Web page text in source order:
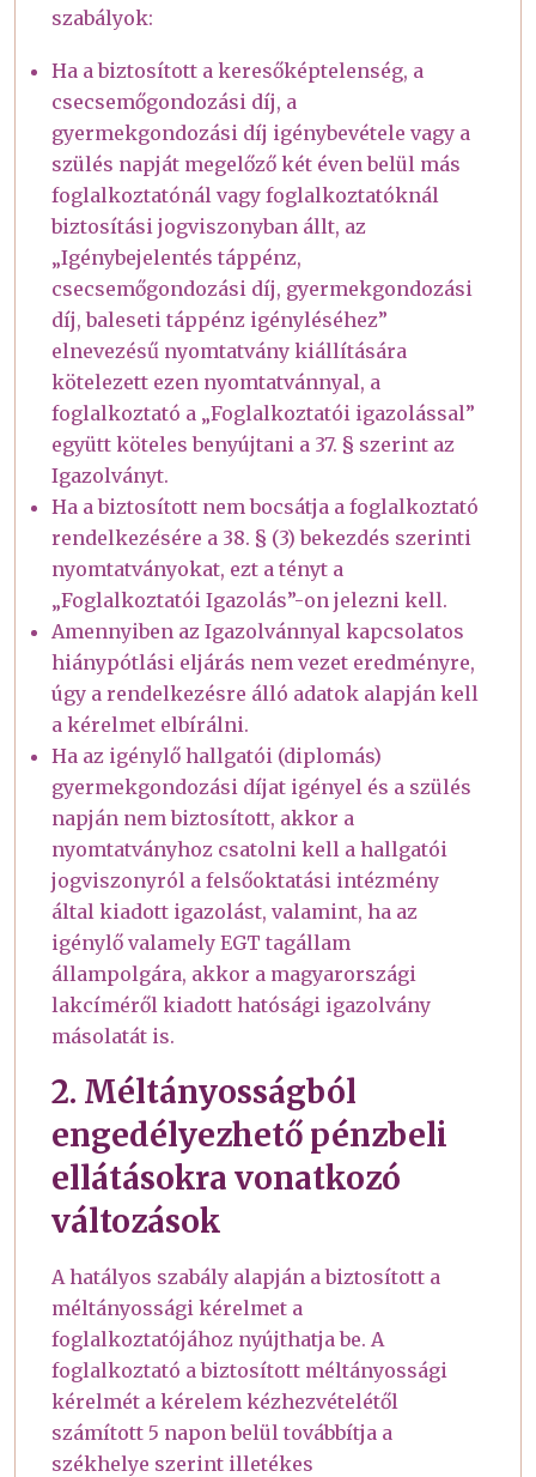
szabályok:
Ha a biztosított a keresőképtelenség, a
csecsemőgondozási díj, a
gyermekgondozási díj igénybevétele vagy a
szülés napját megelőző két éven belül más
foglalkoztatónál vagy foglalkoztatóknál
biztosítási jogviszonyban állt, az
„Igénybejelentés táppénz,
csecsemőgondozási díj, gyermekgondozási
díj, baleseti táppénz igényléséhez”
elnevezésű nyomtatvány kiállítására
kötelezett ezen nyomtatvánnyal, a
foglalkoztató a „Foglalkoztatói igazolással”
együtt köteles benyújtani a 37. § szerint az
Igazolványt.
Ha a biztosított nem bocsátja a foglalkoztató
rendelkezésére a 38. § (3) bekezdés szerinti
nyomtatványokat, ezt a tényt a
„Foglalkoztatói Igazolás”-on jelezni kell.
Amennyiben az Igazolvánnyal kapcsolatos
hiánypótlási eljárás nem vezet eredményre,
úgy a rendelkezésre álló adatok alapján kell
a kérelmet elbírálni.
Ha az igénylő hallgatói (diplomás)
gyermekgondozási díjat igényel és a szülés
napján nem biztosított, akkor a
nyomtatványhoz csatolni kell a hallgatói
jogviszonyról a felsőoktatási intézmény
által kiadott igazolást, valamint, ha az
igénylő valamely EGT tagállam
állampolgára, akkor a magyarországi
lakcíméről kiadott hatósági igazolvány
másolatát is.
2. Méltányosságból
engedélyezhető pénzbeli
ellátásokra vonatkozó
változások
A hatályos szabály alapján a biztosított a
méltányossági kérelmet a
foglalkoztatójához nyújthatja be. A
foglalkoztató a biztosított méltányossági
kérelmét a kérelem kézhezvételétől
számított 5 napon belül továbbítja a
székhelye szerint illetékes